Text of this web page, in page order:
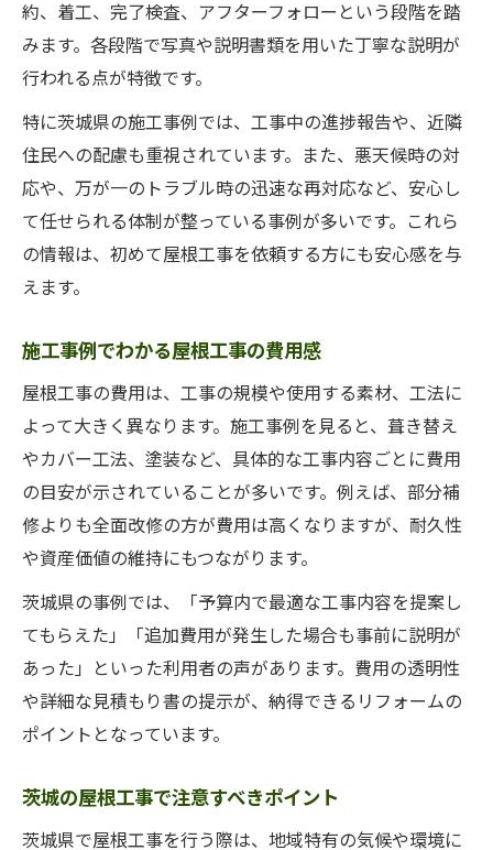
約、着工、完了検査、アフターフォローという段階を踏
みます。各段階で写真や説明書類を用いた丁寧な説明が
行われる点が特徴です。
特に茨城県の施工事例では、工事中の進捗報告や、近隣
住民への配慮も重視されています。また、悪天候時の対
応や、万が一のトラブル時の迅速な再対応など、安心し
て任せられる体制が整っている事例が多いです。これら
の情報は、初めて屋根工事を依頼する方にも安心感を与
えます。
施工事例でわかる屋根工事の費用感
屋根工事の費用は、工事の規模や使用する素材、工法に
よって大きく異なります。施工事例を見ると、葺き替え
やカバー工法、塗装など、具体的な工事内容ごとに費用
の目安が示されていることが多いです。例えば、部分補
修よりも全面改修の方が費用は高くなりますが、耐久性
や資産価値の維持にもつながります。
茨城県の事例では、「予算内で最適な工事内容を提案し
てもらえた」「追加費用が発生した場合も事前に説明が
あった」といった利用者の声があります。費用の透明性
や詳細な見積もり書の提示が、納得できるリフォームの
ポイントとなっています。
茨城の屋根工事で注意すべきポイント
茨城県で屋根工事を行う際は、地域特有の気候や環境に